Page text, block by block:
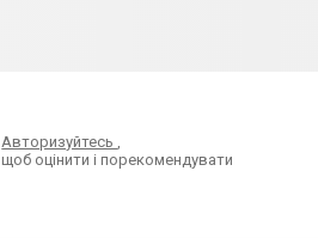
Авторизуйтесь
щоб оцінити і порекомендувати